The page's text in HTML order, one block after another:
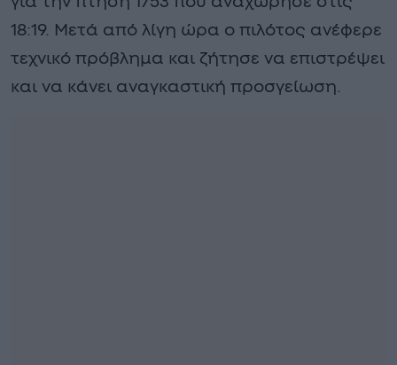
18:19. Μετά από λίγη ώρα ο πιλότος ανέφερε
τεχνικό πρόβλημα και ζήτησε να επιστρέψει
και να κάνει αναγκαστική προσγείωση.